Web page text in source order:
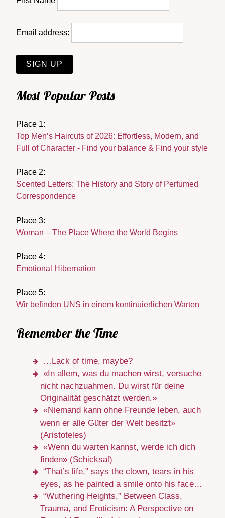
Email address:
Most Popular Posts
Place 1:
Top Men’s Haircuts of 2026: Effortless, Modern, and
Full of Character - Find your balance & Find your style
Place 2:
Scented Letters: The History and Story of Perfumed
Correspondence
Place 3:
Woman – The Place Where the World Begins
Place 4:
Emotional Hibernation
Place 5:
Wir befinden UNS in einem kontinuierlichen Warten
Remember the Time
…Lack of time, maybe?
«In allem, was du machen wirst, versuche
nicht nachzuahmen. Du wirst für deine
Originalität geschätzt werden.»
«Niemand kann ohne Freunde leben, auch
wenn er alle Güter der Welt besitzt»
(Aristoteles)
«Wenn du warten kannst, werde ich dich
finden» (Schicksal)
“That’s life,” says the clown, tears in his
eyes, as he painted a smile onto his face…
“Wuthering Heights,” Between Class,
Trauma, and Eroticism: A Perspective on